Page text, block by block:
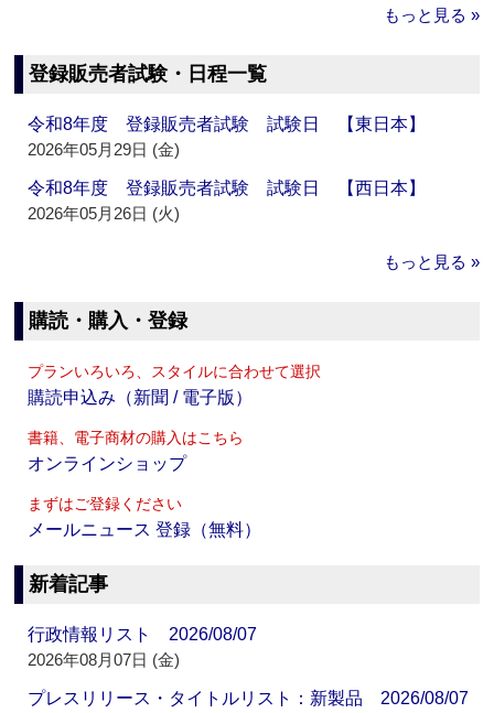
もっと見る »
登録販売者試験・日程一覧
令和8年度 登録販売者試験 試験日 【東日本】
2026年05月29日 (金)
令和8年度 登録販売者試験 試験日 【西日本】
2026年05月26日 (火)
もっと見る »
購読・購入・登録
プランいろいろ、スタイルに合わせて選択
購読申込み（新聞 / 電子版）
書籍、電子商材の購入はこちら
オンラインショップ
まずはご登録ください
メールニュース 登録（無料）
新着記事
行政情報リスト 2026/08/07
2026年08月07日 (金)
プレスリリース・タイトルリスト：新製品 2026/08/07